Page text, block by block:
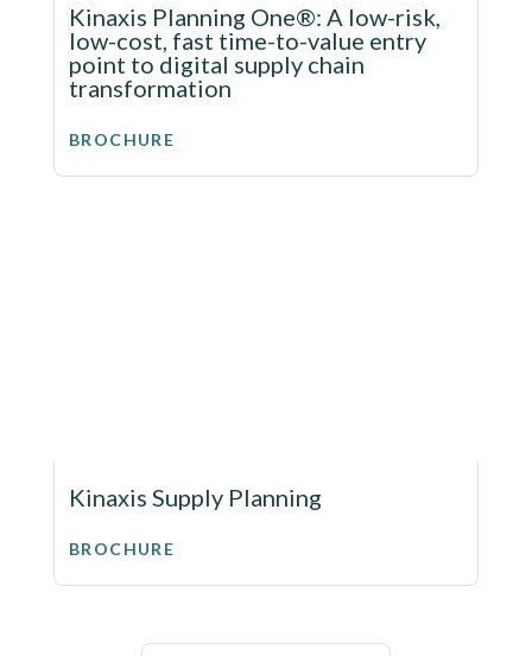
Kinaxis Planning One®: A low-risk,
low-cost, fast time-to-value entry
point to digital supply chain
transformation
BROCHURE
Kinaxis Supply Planning
BROCHURE